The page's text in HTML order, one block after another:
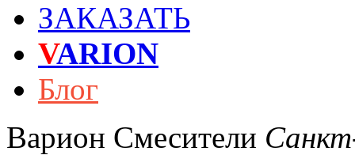
ЗАКАЗАТЬ
VARION
Блог
Варион Смесители